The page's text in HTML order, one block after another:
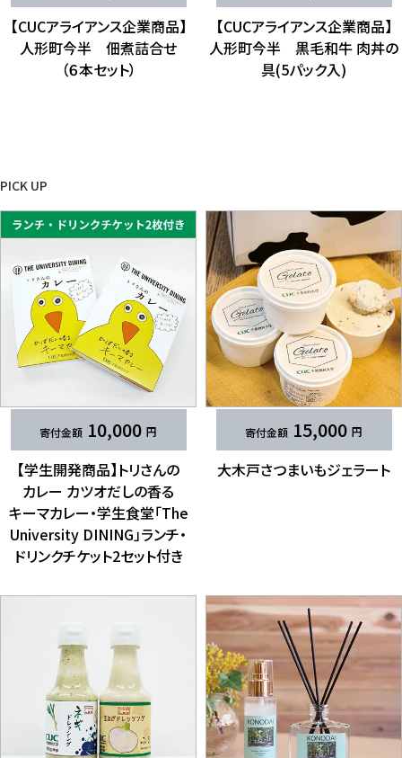
【CUCアライアンス企業商品】
人形町今半 佃煮詰合せ​
（６本セット）
【CUCアライアンス企業商品】
人形町今半 黒毛和牛 肉丼の​​​
具(5パック入)
PICK UP
10,000
【学生開発商品】トリさんの​​
カレー カツオだしの​​香る​​
キーマカレー・学生食堂​「The
University DINING」​​ランチ・
ドリンクチケット2セット付き
15,000
大木戸さつまいも​​ジェラート